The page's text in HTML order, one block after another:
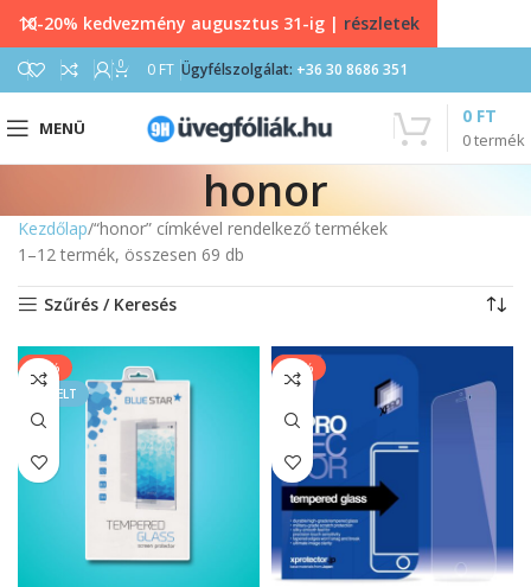
0 0 FT Ügyfélszolgálat: +36 30 8686 351
MENÜ
0termék
0 FT
honor
Kezdőlap “honor” címkével rendelkező termékek
1–12 termék, összesen 69 db
Szűrés / Keresés
-20%
KIEMELT
-13%
10-20% kedvezmény augusztus 31-ig | részletek